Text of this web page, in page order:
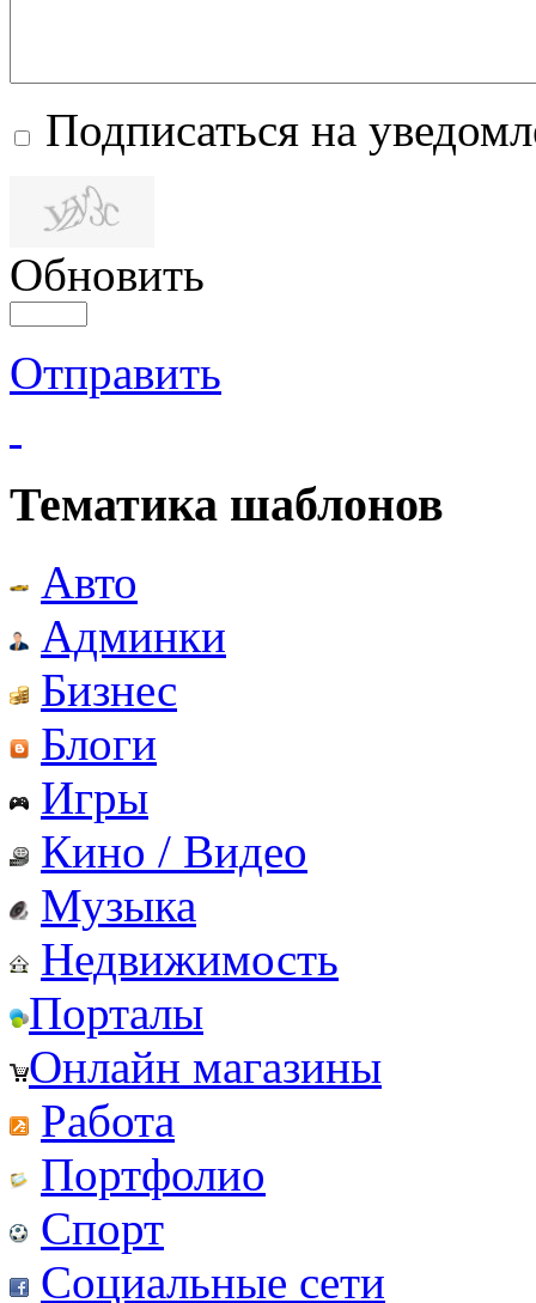
Подписаться на
Обновить
Отправить
Тематика шаблонов
Авто
Админки
Бизнес
Блоги
Игры
Кино / Видео
Музыка
Недвижимость
Порталы
Онлайн магазины
Работа
Портфолио
Спорт
Социальные сети